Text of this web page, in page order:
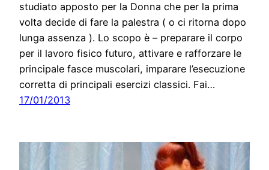
studiato apposto per la Donna che per la prima
volta decide di fare la palestra ( o ci ritorna dopo
lunga assenza ). Lo scopo è – preparare il corpo
per il lavoro fisico futuro, attivare e rafforzare le
principale fasce muscolari, imparare l’esecuzione
corretta di principali esercizi classici. Fai…
17/01/2013